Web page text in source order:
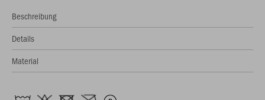
Beschreibung
Details
Material